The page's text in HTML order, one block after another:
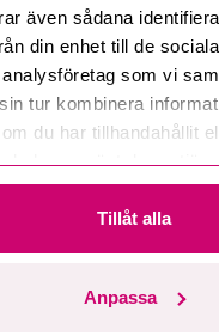
även sådana
din enhet till de
som vi
tur kombinera
du har tillhandahållit
du har använt deras
Tillåt alla
Anpassa
Läs fler frågor och
kategori